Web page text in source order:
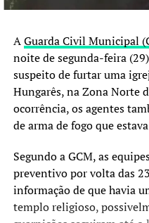
AGuarda Civil Municipal
noite de segunda-feira
suspeito de furtar uma
Hungarês, na Zona Norte
ocorrência, os agentes
de arma de fogo que
Segundo a GCM, as
preventivo por volta das
informação de que havia
templo religioso,